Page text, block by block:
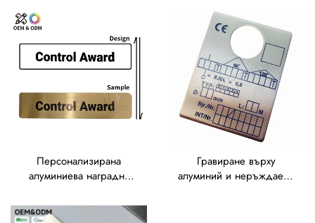
италиански промишлени
и търговски марки
стомана, OEM, с
дълбоко гравиране за
маркиране на
промишлено оборудване
Персонализирана
алуминиева наградна
персонализирана
Гравиране върху
алуминий и неръждаема